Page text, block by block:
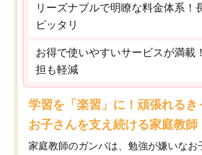
リーズナブルで明瞭な料金体系！
ピッタリ
お得で使いやすいサービスが満載
担も軽減
学習を「楽習」に！頑張れるき
お子さんを支え続ける家庭教師
家庭教師のガンバは、勉強が嫌いなお